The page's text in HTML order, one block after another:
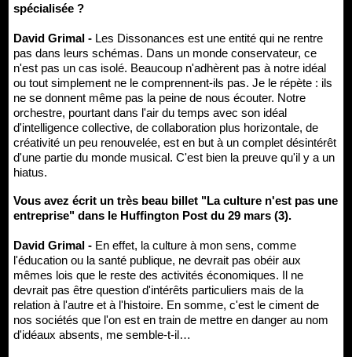
spécialisée ?
David Grimal - Les Dissonances est une entité qui ne rentre
pas dans leurs schémas. Dans un monde conservateur, ce
n'est pas un cas isolé. Beaucoup n'adhèrent pas à notre idéal
ou tout simplement ne le comprennent-ils pas. Je le répète : ils
ne se donnent même pas la peine de nous écouter. Notre
orchestre, pourtant dans l'air du temps avec son idéal
d'intelligence collective, de collaboration plus horizontale, de
créativité un peu renouvelée, est en but à un complet désintérêt
d'une partie du monde musical. C'est bien la preuve qu'il y a un
hiatus.
Vous avez écrit un très beau billet "La culture n'est pas une
entreprise" dans le Huffington Post du 29 mars (3).
David Grimal - En effet, la culture à mon sens, comme
l'éducation ou la santé publique, ne devrait pas obéir aux
mêmes lois que le reste des activités économiques. Il ne
devrait pas être question d'intérêts particuliers mais de la
relation à l'autre et à l'histoire. En somme, c'est le ciment de
nos sociétés que l'on est en train de mettre en danger au nom
d'idéaux absents, me semble-t-il…